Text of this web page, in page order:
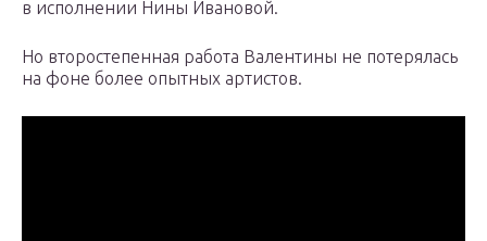
в исполнении Нины Ивановой.
Но второстепенная работа Валентины не потерялась
на фоне более опытных артистов.